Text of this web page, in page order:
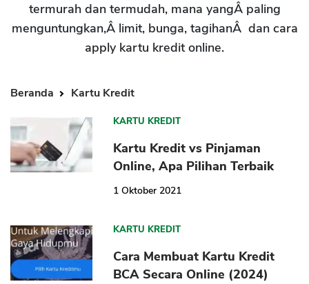
termurah dan termudah, mana yangÂ paling
menguntungkan,Â limit, bunga, tagihanÂ dan cara
apply kartu kredit online.
Beranda Kartu Kredit
KARTU KREDIT
Kartu Kredit vs Pinjaman
Online, Apa Pilihan Terbaik
1 Oktober 2021
KARTU KREDIT
Cara Membuat Kartu Kredit
BCA Secara Online (2024)